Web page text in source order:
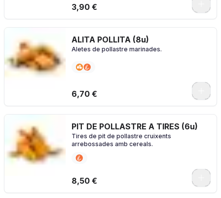
3,90 €
ALITA POLLITA (8u)
Aletes de pollastre marinades.
6,70 €
PIT DE POLLASTRE A TIRES (6u)
Tires de pit de pollastre cruixents
arrebossades amb cereals.
8,50 €